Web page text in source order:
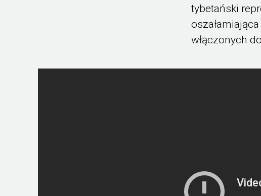
tybetański
włączonych